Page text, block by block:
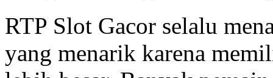
RTP Slot Gacor selalu
yang menarik karena